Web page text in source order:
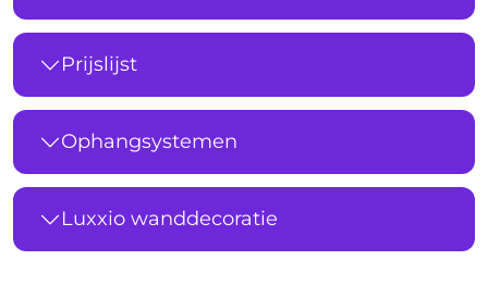
Prijslijst
Ophangsystemen
Luxxio wanddecoratie